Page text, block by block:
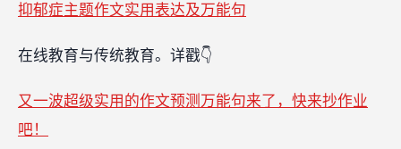
抑郁症主题作文实用表达及万能句
在线教育与传统教育。详戳👇
又一波超级实用的作文预测万能句来了，快来抄作业
吧！